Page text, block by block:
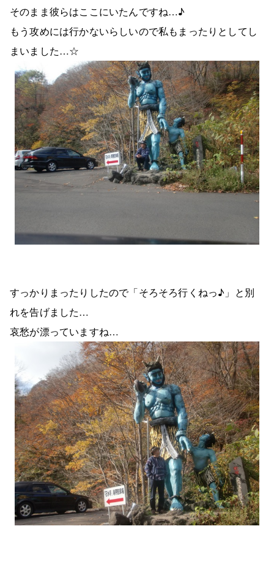
そのまま彼らはここにいたんですね…♪
もう攻めには行かないらしいので私もまったりとしてし
まいました…☆
すっかりまったりしたので「そろそろ行くねっ♪」と別
れを告げました…
哀愁が漂っていますね…